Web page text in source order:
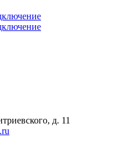
д. 11